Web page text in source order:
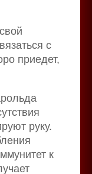
с
приедет,
руку.
к